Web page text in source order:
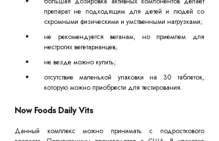
препарат не подходящим для детей и людей со
скромными физическими и умственными нагрузками;
не рекомендуется веганам, но приемлем для
нестрогих вегетарианцев;
не везде можно купить;
отсутствие маленькой упаковки на 30 таблеток,
которую можно приобрести для тестирования.
Now Foods Daily Vits
Данный комплекс можно принимать с подросткового